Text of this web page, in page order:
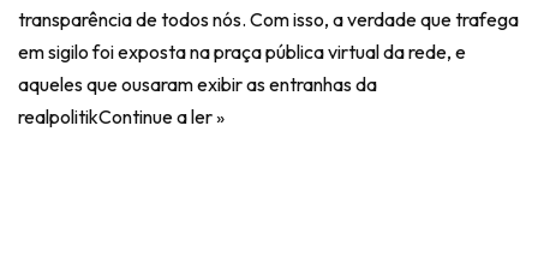
transparência de todos nós. Com isso, a verdade que trafega
em sigilo foi exposta na praça pública virtual da rede, e
aqueles que ousaram exibir as entranhas da
realpolitikContinue a ler »